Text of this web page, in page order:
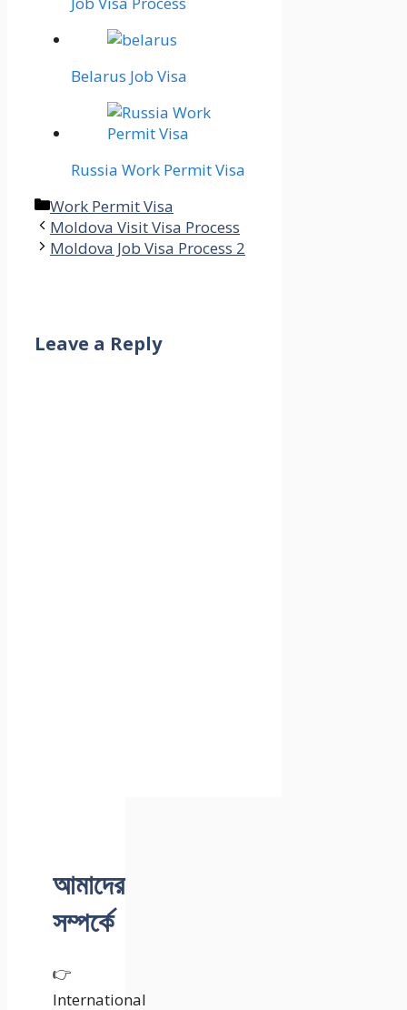
Belarus Job Visa
Russia Work Permit Visa
Categories
Work Permit Visa
Moldova Visit Visa Process
Moldova Job Visa Process 2
Leave a Reply
আমাদের
সম্পর্কে
👉
International